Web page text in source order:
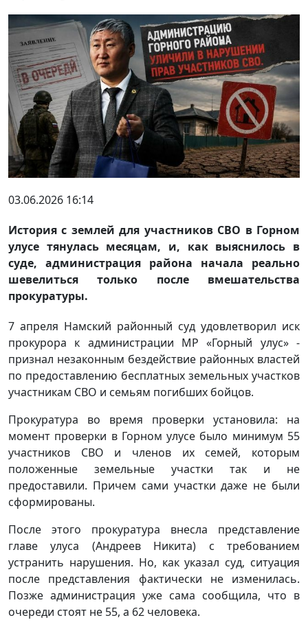
03.06.2026 16:14
История с землей для участников СВО в Горном
улусе тянулась месяцам, и, как выяснилось в
суде, администрация района начала реально
шевелиться только после вмешательства
прокуратуры.
7 апреля Намский районный суд удовлетворил иск
прокурора к администрации МР «Горный улус» -
признал незаконным бездействие районных властей
по предоставлению бесплатных земельных участков
участникам СВО и семьям погибших бойцов.
Прокуратура во время проверки установила: на
момент проверки в Горном улусе было минимум 55
участников СВО и членов их семей, которым
положенные земельные участки так и не
предоставили. Причем сами участки даже не были
сформированы.
После этого прокуратура внесла представление
главе улуса (Андреев Никита) с требованием
устранить нарушения. Но, как указал суд, ситуация
после представления фактически не изменилась.
Позже администрация уже сама сообщила, что в
очереди стоят не 55, а 62 человека.